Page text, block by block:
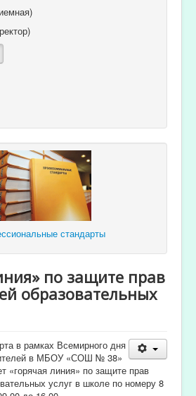
стандарты
по защите прав
образовательных
в рамках Всемирного дня
в МБОУ «СОШ № 38»
«горячая линия» по защите прав
услуг в школе по номеру 8